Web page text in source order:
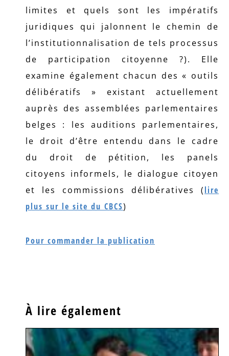
limites et quels sont les impératifs
juridiques qui jalonnent le chemin de
l’institutionnalisation de tels processus
de participation citoyenne ?). Elle
examine également chacun des « outils
délibératifs » existant actuellement
auprès des assemblées parlementaires
belges : les auditions parlementaires,
le droit d’être entendu dans le cadre
du droit de pétition, les panels
citoyens informels, le dialogue citoyen
et les commissions délibératives (lire
plus sur le site du CBCS)
Pour commander la publication
À lire également